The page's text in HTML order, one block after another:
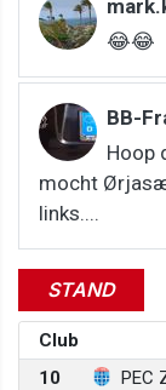
😂😂
BB-
Hoop
mocht
links....
STAND
Club
10
PEC